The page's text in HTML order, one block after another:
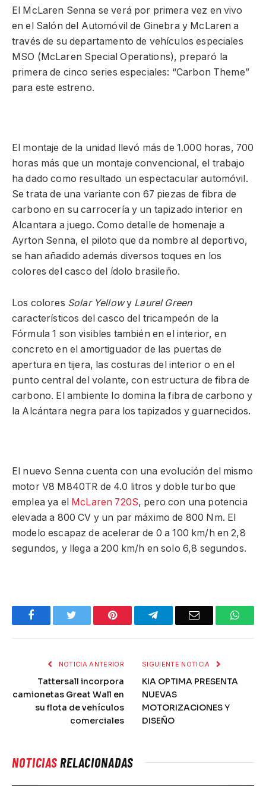
El McLaren Senna se verá por primera vez en vivo
en el Salón del Automóvil de Ginebra y McLaren a
través de su departamento de vehículos especiales
MSO (McLaren Special Operations), preparó la
primera de cinco series especiales: “Carbon Theme”
para este estreno.
El montaje de la unidad llevó más de 1.000 horas, 700
horas más que un montaje convencional, el trabajo
ha dado como resultado un espectacular automóvil.
Se trata de una variante con 67 piezas de fibra de
carbono en su carrocería y un tapizado interior en
Alcantara a juego. Como detalle de homenaje a
Ayrton Senna, el piloto que da nombre al deportivo,
se han añadido además diversos toques en los
colores del casco del ídolo brasileño.
Los colores Solar Yellowy Laurel Green
característicos del casco del tricampeón de la
Fórmula 1 son visibles también en el interior, en
concreto en el amortiguador de las puertas de
apertura en tijera, las costuras del interior o en el
punto central del volante, con estructura de fibra de
carbono. El ambiente lo domina la fibra de carbono y
la Alcántara negra para los tapizados y guarnecidos.
El nuevo Senna cuenta con una evolución del mismo
motor V8 M840TR de 4.0 litros y doble turbo que
emplea ya el
McLaren 720S, pero con una potencia
elevada a 800 CV y un par máximo de 800 Nm. El
modelo escapaz de acelerar de 0 a 100 km/h en 2,8
segundos, y llega a 200 km/h en solo 6,8 segundos.
Facebook Pinterest TelegramEmail
NOTICIA ANTERIOR
Tattersall incorpora
camionetas Great Wall en
su flota de vehículos
comerciales
SIGUIENTE NOTICIA
KIA OPTIMA PRESENTA
NUEVAS
MOTORIZACIONES Y
DISEÑO
NOTICIASRELACIONADAS